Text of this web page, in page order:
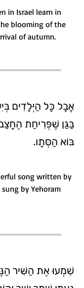
in Israel learn in
blooming of the
of autumn.
אֲבָל כָּל הַיְּלָדִים
בַּגַּן שֶׁפְּרִיחַת
בּוֹא הַסְּתָו.
song written by
by Yehoram
שִׁמְעוּ אֶת הַשִּׁיר